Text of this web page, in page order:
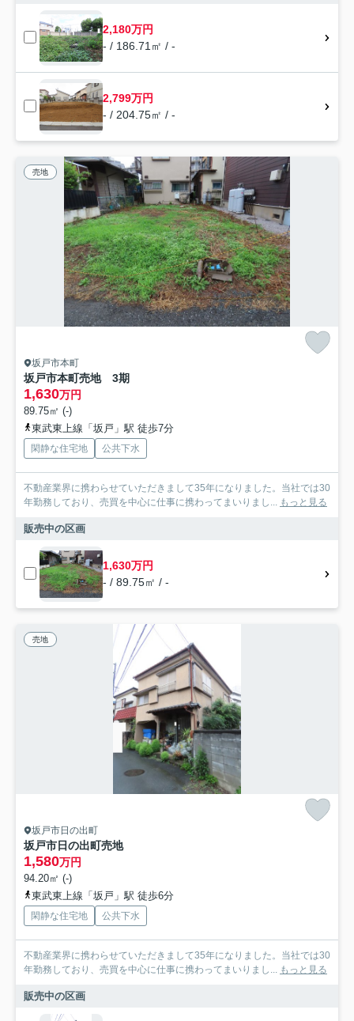
2,180万円
- / 186.71㎡ / -
2,799万円
- / 204.75㎡ / -
売地
坂戸市本町
坂戸市本町売地 3期
1,630万円
89.75㎡ (-)
東武東上線「坂戸」駅 徒歩7分
閑静な住宅地 公共下水
不動産業界に携わらせていただきまして35年になりました。当社では30
年勤務しており、売買を中心に仕事に携わってまいりまし... もっと見る
販売中の区画
1,630万円
- / 89.75㎡ / -
売地
坂戸市日の出町
坂戸市日の出町売地
1,580万円
94.20㎡ (-)
東武東上線「坂戸」駅 徒歩6分
閑静な住宅地 公共下水
不動産業界に携わらせていただきまして35年になりました。当社では30
年勤務しており、売買を中心に仕事に携わってまいりまし... もっと見る
販売中の区画